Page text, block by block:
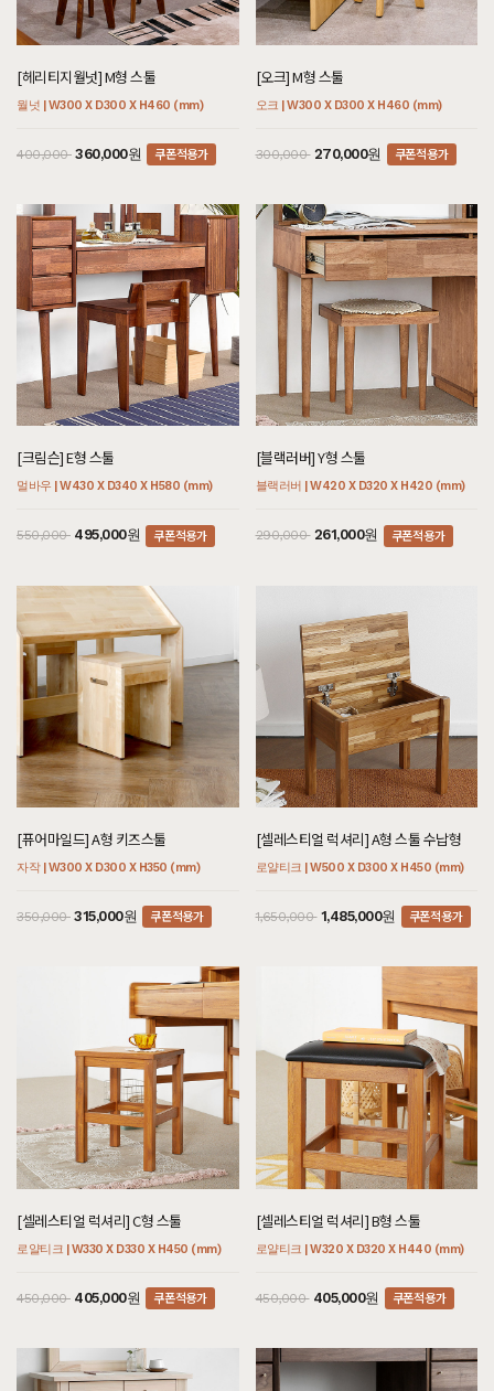
[헤리티지월넛] M형 스툴
월넛 | W300 X D300 X H460 (mm)
400,000 360,000원 쿠폰적용가
[오크] M형 스툴
오크 | W300 X D300 X H460 (mm)
300,000 270,000원 쿠폰적용가
[크림슨] E형 스툴
멀바우 | W430 X D340 X H580 (mm)
550,000 495,000원 쿠폰적용가
[블랙러버] Y형 스툴
블랙러버 | W420 X D320 X H420 (mm)
290,000 261,000원 쿠폰적용가
[퓨어마일드] A형 키즈스툴
자작 | W300 X D300 X H350 (mm)
350,000 315,000원 쿠폰적용가
[셀레스티얼 럭셔리] A형 스툴 수납형
로얄티크 | W500 X D300 X H450 (mm)
1,650,000 1,485,000원 쿠폰적용가
[셀레스티얼 럭셔리] C형 스툴
로얄티크 | W330 X D330 X H450 (mm)
450,000 405,000원 쿠폰적용가
[셀레스티얼 럭셔리] B형 스툴
로얄티크 | W320 X D320 X H440 (mm)
450,000 405,000원 쿠폰적용가